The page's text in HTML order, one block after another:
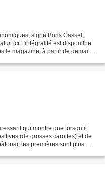
signé Boris Cassel,
ici, l'intégralité est disponilbe
le magazine, à partir de demain
qui montre que lorsqu’il
(de grosses carottes) et de
les premières sont plus